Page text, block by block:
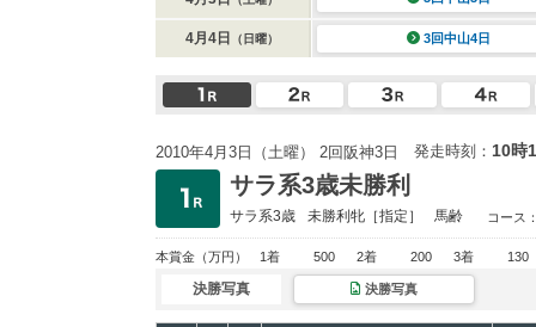
4月4日 （日曜） 3回中山4日
2010年4月3日（土曜） 2回阪神3日 発走時刻： 10時
サラ系3歳未勝利
サラ系3歳 未勝利牝［指定］ 馬齢 コース
本賞金 （万円） 1着 500 2着 200 3着 130
決勝写真 決勝写真